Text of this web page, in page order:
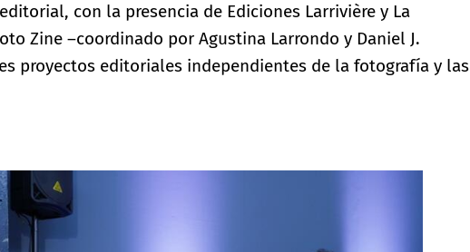
con la presencia de Ediciones Larrivière y La
Zine –coordinado por Agustina Larrondo y Daniel J.
proyectos editoriales independientes de la fotografía y las